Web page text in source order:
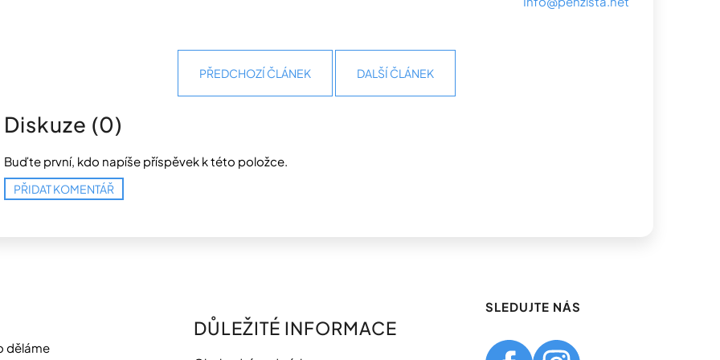
PŘEDCHOZÍ ČLÁNEK DALŠÍ ČLÁNEK
Diskuze (0)
Buďte první, kdo napíše příspěvek k této položce.
PŘIDAT KOMENTÁŘ
děláme
DŮLEŽITÉ INFORMACE
SLEDUJTE NÁS